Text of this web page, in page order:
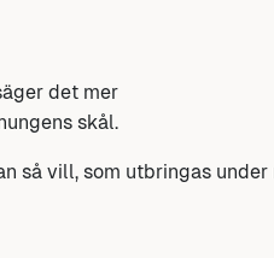
det mer
skål.
så vill, som utbringas